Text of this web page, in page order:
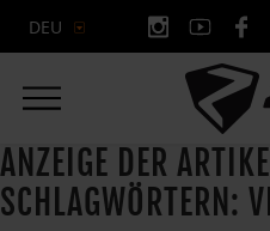
DEU
ANZEIGE DER
SCHLAGWÖRTERN: